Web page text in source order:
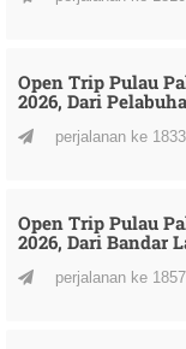
Open Trip Pulau
2026, Dari
perjalanan ke 1833
Open Trip Pulau
2026, Dari Bandar
perjalanan ke 1857